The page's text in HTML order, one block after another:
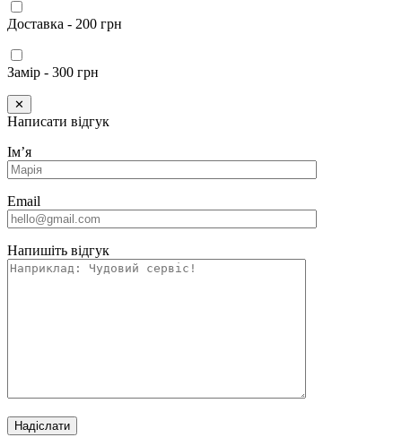
Доставка - 200 грн
Замір - 300 грн
✕
Написати відгук
Імʼя
Email
Напишіть відгук
Надіслати